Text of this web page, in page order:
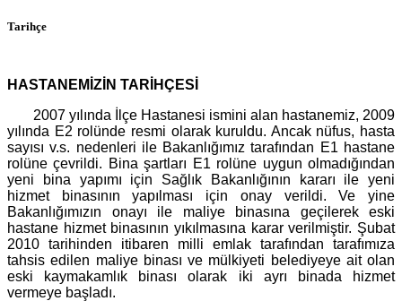
Tarihçe
HASTANEMİZİN TARİHÇESİ
2007 yılında İlçe Hastanesi ismini alan hastanemiz, 2009
yılında E2 rolünde resmi olarak kuruldu. Ancak nüfus, hasta
sayısı v.s. nedenleri ile Bakanlığımız tarafından E1 hastane
rolüne çevrildi. Bina şartları E1 rolüne uygun olmadığından
yeni bina yapımı için Sağlık Bakanlığının kararı ile yeni
hizmet binasının yapılması için onay verildi. Ve yine
Bakanlığımızın onayı ile maliye binasına geçilerek eski
hastane hizmet binasının yıkılmasına karar verilmiştir. Şubat
2010 tarihinden itibaren milli emlak tarafından tarafımıza
tahsis edilen maliye binası ve mülkiyeti belediyeye ait olan
eski kaymakamlık binası olarak iki ayrı binada hizmet
vermeye başladı.